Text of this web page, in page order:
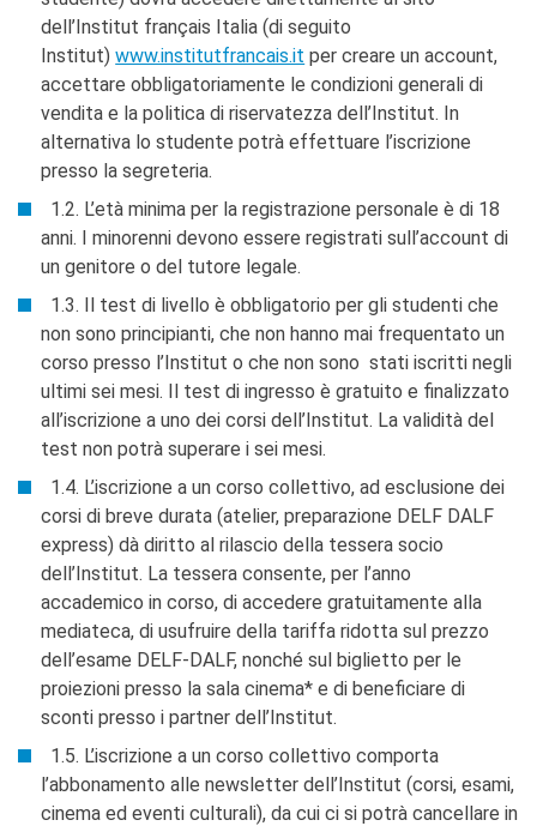
UNIVERSITÀ
Cooperazione
universitaria
Soggiorni linguistici in
Francia
KULTUR ENSEMBLE
PALERMO
Atelier Panormos - La
Bottega
Bandi
Residenze 2026
Residenze passate
Cantieri Culturali alla Zisa
CERCA
dell’Institut français Italia (di seguito
Institut)www.institutfrancais.it per creare un account,
accettare obbligatoriamente le condizioni generali di
vendita e la politica di riservatezza dell’Institut. In
alternativa lo studente potrà effettuare l’iscrizione
presso la segreteria.
1.2. L’età minima per la registrazione personale è di 18
anni. I minorenni devono essere registrati sull’account di
un genitore o del tutore legale.
1.3. Il test di livello è obbligatorio per gli studenti che
non sono principianti, che non hanno mai frequentato un
corso presso l’Institut o che non sono stati iscritti negli
ultimi sei mesi. Il test di ingresso è gratuito e finalizzato
all’iscrizione a uno dei corsi dell’Institut. La validità del
test non potrà superare i sei mesi.
1.4. L’iscrizione a un corso collettivo, ad esclusione dei
corsi di breve durata (atelier, preparazione DELF DALF
express) dà diritto al rilascio della tessera socio
dell’Institut. La tessera consente, per l’anno
accademico in corso, di accedere gratuitamente alla
mediateca, di usufruire della tariffa ridotta sul prezzo
dell’esame DELF-DALF, nonché sul biglietto per le
proiezioni presso la sala cinema* e di beneficiare di
sconti presso i partner dell’Institut.
1.5. L’iscrizione a un corso collettivo comporta
l’abbonamento alle newsletter dell’Institut (corsi, esami,
cinema ed eventi culturali), da cui ci si potrà cancellare in